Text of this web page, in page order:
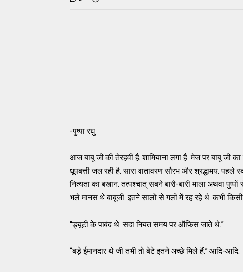
-पुष्पा रघु
आज बाबू जी की तेरहवीं है. शामियाना लगा है. मेज पर बाबू जी
धूपबत्ती जल रही है. सारा वातावरण सौरभ और श्रद्धामय. पहले
नित्यता का बखान. तत्पश्चात् सबने बारी-बारी माला अथवा
भले मानस थे बाबूजी. इतने सालों से गली में रह रहे थे. कभी
“ड्यूटी के पाबंद थे. सदा नियत समय पर ऑफ़िस जाते थे.”
“बड़े ईमानदार थे जी तभी तो बेटे इतने अच्छे मिले हैं.” आदि-आदि.